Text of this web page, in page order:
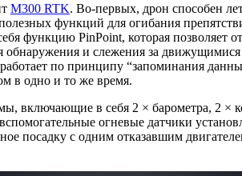
M300 RTK. Во-первых, дрон способен
функций для огибания
функцию PinPoint, которая позволяет
и слежения за
по принципу “запоминания
в одно и то же время.
включающие в себя 2 × барометра, 2 ×
огневые датчики
посадку с одним отказавшим